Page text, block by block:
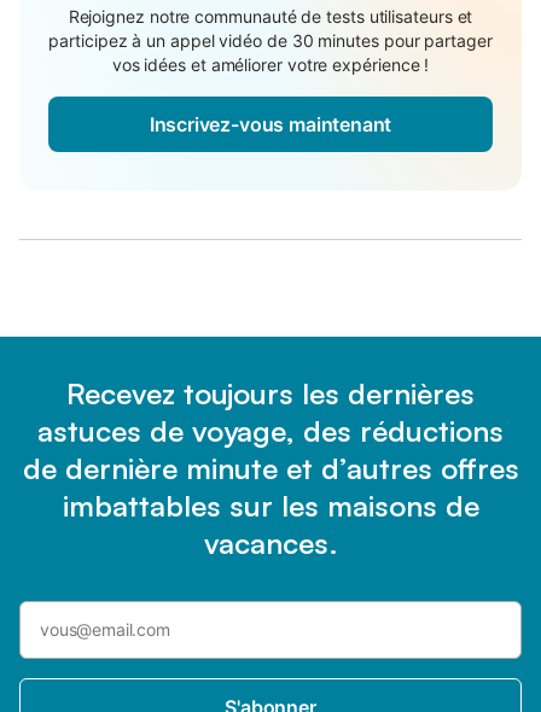
Rejoignez notre communauté de tests utilisateurs et
participez à un appel vidéo de 30 minutes pour partager
vos idées et améliorer votre expérience !
Inscrivez-vous maintenant
Recevez toujours les dernières
astuces de voyage, des réductions
de dernière minute et d’autres offres
imbattables sur les maisons de
vacances.
S'abonner